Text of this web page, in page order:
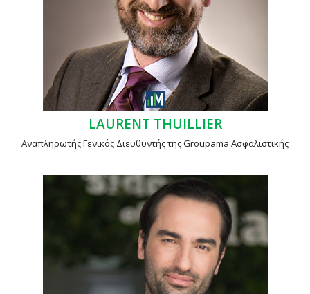
LAURENT THUILLIER
Αναπληρωτής Γενικός Διευθυντής της Groupama Ασφαλιστικής